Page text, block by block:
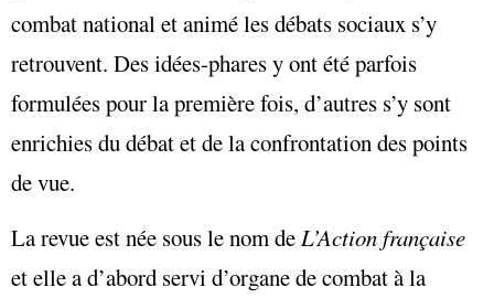
combat national et animé les débats sociaux s’y
retrouvent. Des idées-phares y ont été parfois
formulées pour la première fois, d’autres s’y sont
enrichies du débat et de la confrontation des points
de vue.
La revue est née sous le nom deL’Action française
et elle a d’abord servi d’organe de combat à la